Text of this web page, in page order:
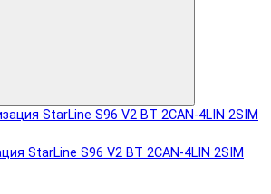
StarLine S96 V2 BT 2CAN-4LIN 2SIM